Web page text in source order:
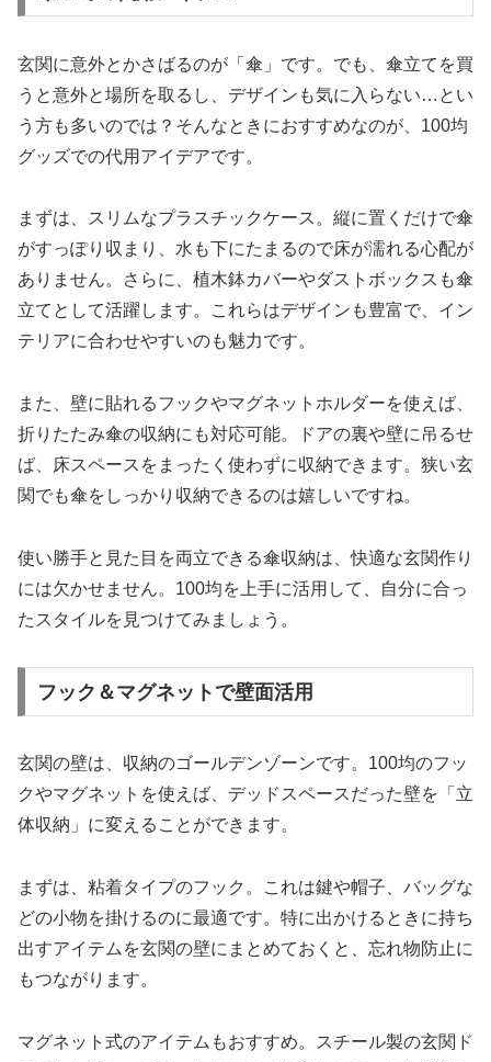
玄関に意外とかさばるのが「傘」です。でも、傘立てを買
うと意外と場所を取るし、デザインも気に入らない…とい
う方も多いのでは？そんなときにおすすめなのが、100均
グッズでの代用アイデアです。
まずは、スリムなプラスチックケース。縦に置くだけで傘
がすっぽり収まり、水も下にたまるので床が濡れる心配が
ありません。さらに、植木鉢カバーやダストボックスも傘
立てとして活躍します。これらはデザインも豊富で、イン
テリアに合わせやすいのも魅力です。
また、壁に貼れるフックやマグネットホルダーを使えば、
折りたたみ傘の収納にも対応可能。ドアの裏や壁に吊るせ
ば、床スペースをまったく使わずに収納できます。狭い玄
関でも傘をしっかり収納できるのは嬉しいですね。
使い勝手と見た目を両立できる傘収納は、快適な玄関作り
には欠かせません。100均を上手に活用して、自分に合っ
たスタイルを見つけてみましょう。
フック＆マグネットで壁面活用
玄関の壁は、収納のゴールデンゾーンです。100均のフッ
クやマグネットを使えば、デッドスペースだった壁を「立
体収納」に変えることができます。
まずは、粘着タイプのフック。これは鍵や帽子、バッグな
どの小物を掛けるのに最適です。特に出かけるときに持ち
出すアイテムを玄関の壁にまとめておくと、忘れ物防止に
もつながります。
マグネット式のアイテムもおすすめ。スチール製の玄関ド